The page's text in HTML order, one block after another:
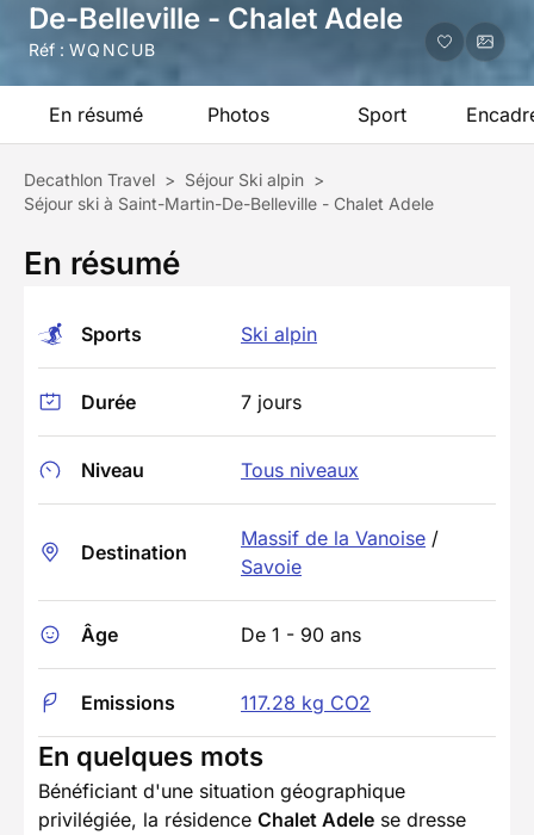
De-Belleville - Chalet Adele
Réf : WQNCUB
En résumé Photos Sport
Decathlon Travel > Séjour Ski alpin >
Séjour ski à Saint-Martin-De-Belleville - Chalet Adele
En résumé
Sports Ski alpin
Durée 7 jours
Niveau Tous niveaux
Destination
Massif de la Vanoise /
Savoie
Âge De 1 - 90 ans
Emissions 117.28 kg CO2
En quelques mots
Bénéficiant d'une situation géographique
privilégiée, la résidence Chalet Adele se dresse